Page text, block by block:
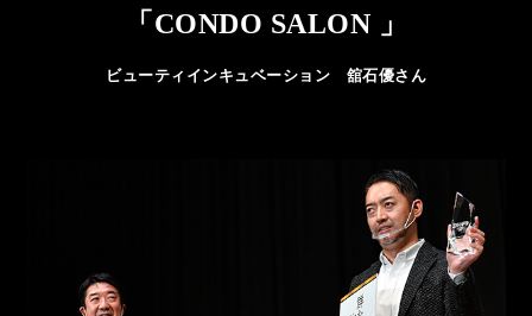
「CONDO SALON 」
ビューティインキュベーション 舘石優さん